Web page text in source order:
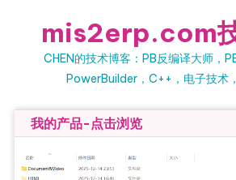
mis2erp.com
CHEN的技术博客：PB反编译大师，
PowerBuilder，C++，电子技术
我的产品-点击浏览